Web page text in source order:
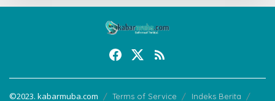
©2023. kabarmuba.com Terms of Service Indeks Berita